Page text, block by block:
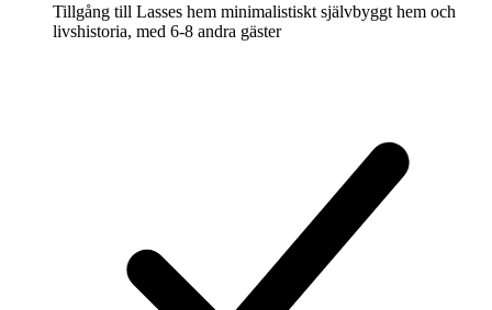
Tillgång till Lasses hem minimalistiskt självbyggt hem och
livshistoria, med 6-8 andra gäster